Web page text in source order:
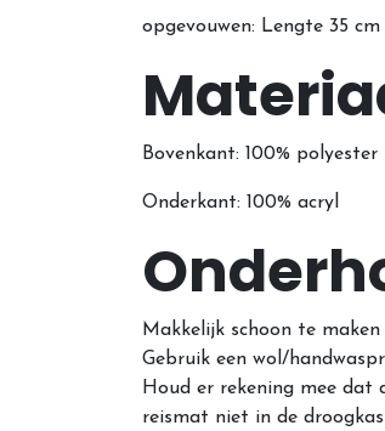
opgevouwen: Lengte 35
Bovenkant: 100% polyester
Onderkant: 100% acryl
Makkelijk schoon te
Gebruik een wol/
Houd er rekening mee
reismat niet in de